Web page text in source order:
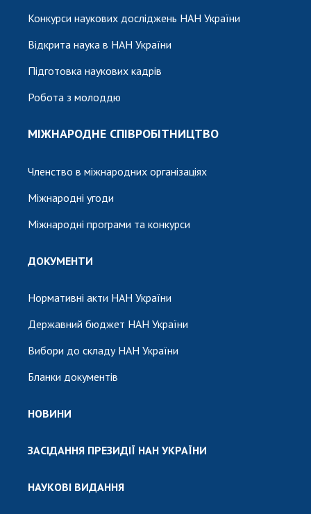
Конкурси наукових досліджень НАН України
Відкрита наука в НАН України
Підготовка наукових кадрів
Робота з молоддю
МІЖНАРОДНЕ СПІВРОБІТНИЦТВО
Членство в міжнародних організаціях
Міжнародні угоди
Міжнародні програми та конкурси
ДОКУМЕНТИ
Нормативні акти НАН України
Державний бюджет НАН України
Вибори до складу НАН України
Бланки документів
НОВИНИ
ЗАСІДАННЯ ПРЕЗИДІЇ НАН УКРАЇНИ
НАУКОВІ ВИДАННЯ